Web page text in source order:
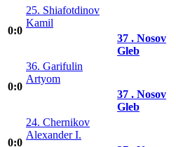
0:0
25. Shiafotdinov
Kamil
37 . Nosov
Gleb
0:0
36. Garifulin
Artyom
37 . Nosov
Gleb
0:0
24. Chernikov
Alexander I.